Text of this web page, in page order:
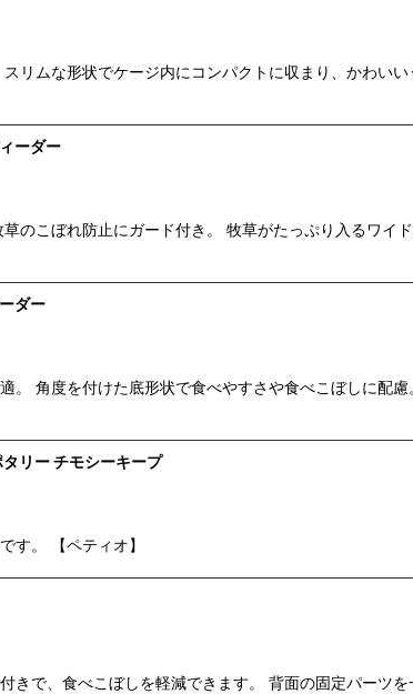
リムな形状でケージ内にコンパクトに収まり、かわい
ーダー
のこぼれ防止にガード付き。 牧草がたっぷり入るワ
ダー
。 角度を付けた底形状で食べやすさや食べこぼしに配
リー チモシーキープ
す。 【ペティオ】
きで、食べこぼしを軽減できます。 背面の固定パーツ